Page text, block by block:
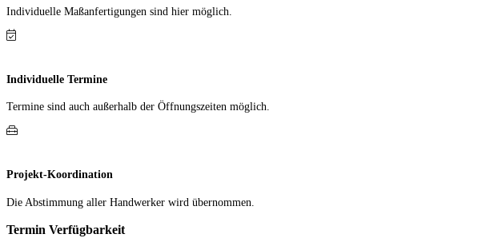
Individuelle Maß­anfer­tigungen sind hier möglich.
Individuelle Termine
Termine sind auch außerhalb der Öffnungs­zeiten möglich.
Projekt-Koordination
Die Abstimmung aller Hand­werker wird übernommen.
Termin Verfügbarkeit